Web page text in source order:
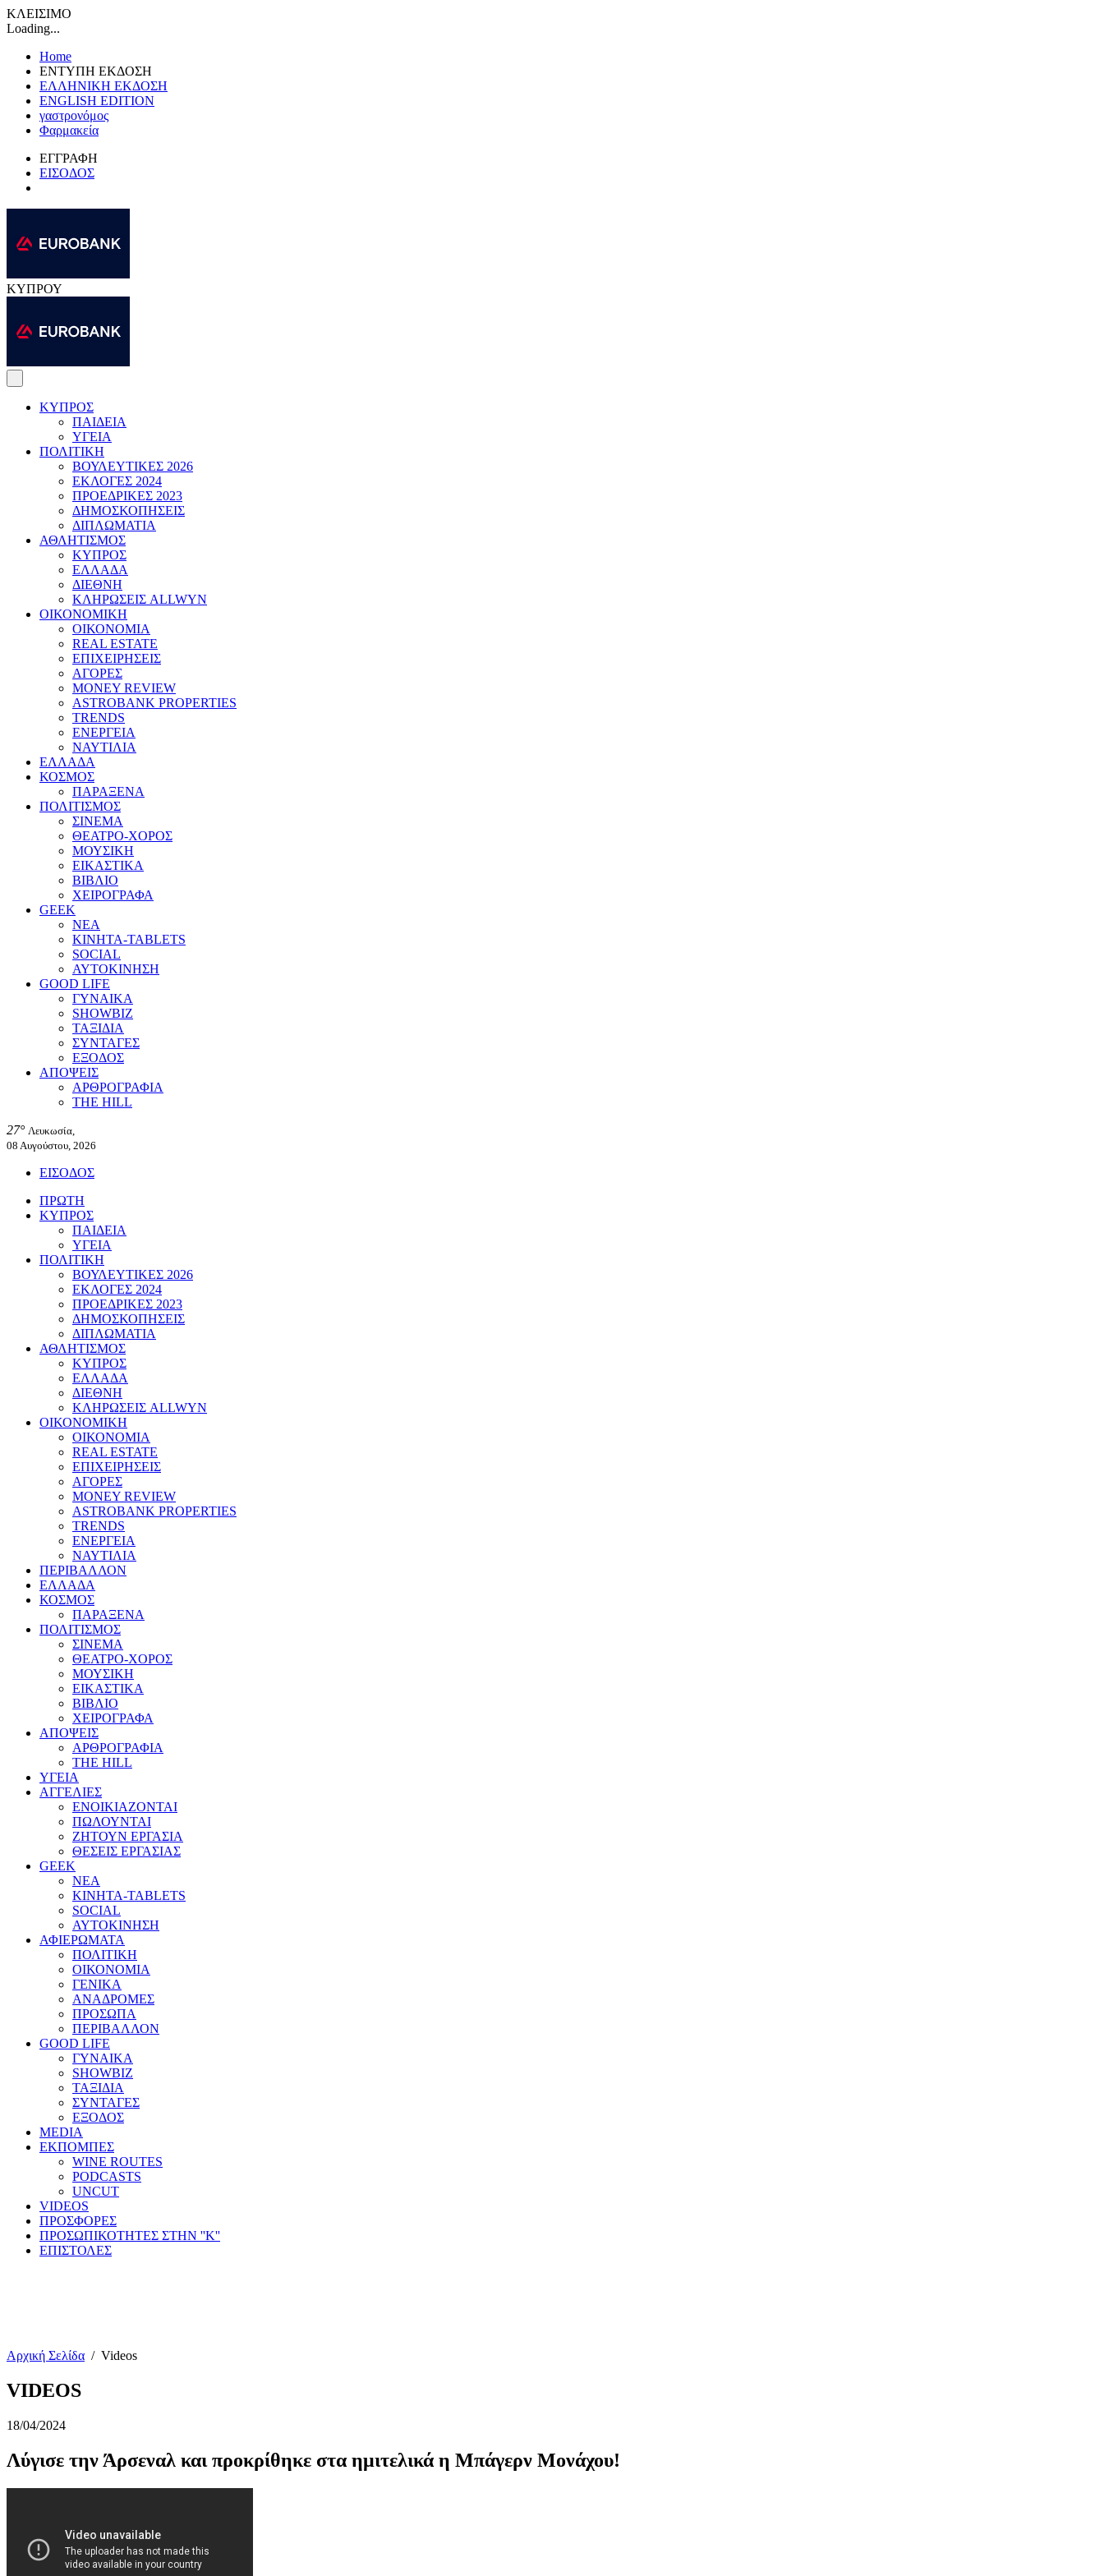
ΚΛΕΙΣΙΜΟ
Loading...
Home
ΕΝΤΥΠΗ ΕΚΔΟΣΗ
ΕΛΛΗΝΙΚΗ ΕΚΔΟΣΗ
ENGLISH EDITION
γαστρονόμος
Φαρμακεία
ΕΓΓΡΑΦΗ
ΕΙΣΟΔΟΣ
ΚΥΠΡΟΥ
ΚΥΠΡΟΣ
ΠΑΙΔΕΙΑ
ΥΓΕΙΑ
ΠΟΛΙΤΙΚΗ
ΒΟΥΛΕΥΤΙΚΕΣ 2026
ΕΚΛΟΓΕΣ 2024
ΠΡΟΕΔΡΙΚΕΣ 2023
ΔΗΜΟΣΚΟΠΗΣΕΙΣ
ΔΙΠΛΩΜΑΤΙΑ
ΑΘΛΗΤΙΣΜΟΣ
ΚΥΠΡΟΣ
ΕΛΛΑΔΑ
ΔΙΕΘΝΗ
ΚΛΗΡΩΣΕΙΣ ALLWYN
ΟΙΚΟΝΟΜΙΚΗ
ΟΙΚΟΝΟΜΙΑ
REAL ESTATE
ΕΠΙΧΕΙΡΗΣΕΙΣ
ΑΓΟΡΕΣ
MONEY REVIEW
ASTROBANK PROPERTIES
TRENDS
ΕΝΕΡΓΕΙΑ
ΝΑΥΤΙΛΙΑ
ΕΛΛΑΔΑ
ΚΟΣΜΟΣ
ΠΑΡΑΞΕΝΑ
ΠΟΛΙΤΙΣΜΟΣ
ΣΙΝΕΜΑ
ΘΕΑΤΡΟ-ΧΟΡΟΣ
ΜΟΥΣΙΚΗ
ΕΙΚΑΣΤΙΚΑ
ΒΙΒΛΙΟ
ΧΕΙΡΟΓΡΑΦΑ
GEEK
ΝΕΑ
ΚΙΝΗΤΑ-TABLETS
SOCIAL
ΑΥΤΟΚΙΝΗΣΗ
GOOD LIFE
ΓΥΝΑΙΚΑ
SHOWBIZ
ΤΑΞΙΔΙΑ
ΣΥΝΤΑΓΕΣ
ΕΞΟΔΟΣ
ΑΠΟΨΕΙΣ
ΑΡΘΡΟΓΡΑΦΙΑ
THE HILL
27° Λευκωσία,
08 Αυγούστου, 2026
ΕΙΣΟΔΟΣ
ΠΡΩΤΗ
ΚΥΠΡΟΣ
ΠΑΙΔΕΙΑ
ΥΓΕΙΑ
ΠΟΛΙΤΙΚΗ
ΒΟΥΛΕΥΤΙΚΕΣ 2026
ΕΚΛΟΓΕΣ 2024
ΠΡΟΕΔΡΙΚΕΣ 2023
ΔΗΜΟΣΚΟΠΗΣΕΙΣ
ΔΙΠΛΩΜΑΤΙΑ
ΑΘΛΗΤΙΣΜΟΣ
ΚΥΠΡΟΣ
ΕΛΛΑΔΑ
ΔΙΕΘΝΗ
ΚΛΗΡΩΣΕΙΣ ALLWYN
ΟΙΚΟΝΟΜΙΚΗ
ΟΙΚΟΝΟΜΙΑ
REAL ESTATE
ΕΠΙΧΕΙΡΗΣΕΙΣ
ΑΓΟΡΕΣ
MONEY REVIEW
ASTROBANK PROPERTIES
TRENDS
ΕΝΕΡΓΕΙΑ
ΝΑΥΤΙΛΙΑ
ΠΕΡΙΒΑΛΛΟΝ
ΕΛΛΑΔΑ
ΚΟΣΜΟΣ
ΠΑΡΑΞΕΝΑ
ΠΟΛΙΤΙΣΜΟΣ
ΣΙΝΕΜΑ
ΘΕΑΤΡΟ-ΧΟΡΟΣ
ΜΟΥΣΙΚΗ
ΕΙΚΑΣΤΙΚΑ
ΒΙΒΛΙΟ
ΧΕΙΡΟΓΡΑΦΑ
ΑΠΟΨΕΙΣ
ΑΡΘΡΟΓΡΑΦΙΑ
THE HILL
ΥΓΕΙΑ
ΑΓΓΕΛΙΕΣ
ΕΝΟΙΚΙΑΖΟΝΤΑΙ
ΠΩΛΟΥΝΤΑΙ
ΖΗΤΟΥΝ ΕΡΓΑΣΙΑ
ΘΕΣΕΙΣ ΕΡΓΑΣΙΑΣ
GEEK
ΝΕΑ
ΚΙΝΗΤΑ-TABLETS
SOCIAL
ΑΥΤΟΚΙΝΗΣΗ
ΑΦΙΕΡΩΜΑΤΑ
ΠΟΛΙΤΙΚΗ
ΟΙΚΟΝΟΜΙΑ
ΓΕΝΙΚΑ
ΑΝΑΔΡΟΜΕΣ
ΠΡΟΣΩΠΑ
ΠΕΡΙΒΑΛΛΟΝ
GOOD LIFE
ΓΥΝΑΙΚΑ
SHOWBIZ
ΤΑΞΙΔΙΑ
ΣΥΝΤΑΓΕΣ
ΕΞΟΔΟΣ
MEDIA
ΕΚΠΟΜΠΕΣ
WINE ROUTES
PODCASTS
UNCUT
VIDEOS
ΠΡΟΣΦΟΡΕΣ
ΠΡΟΣΩΠΙΚΟΤΗΤΕΣ ΣΤΗΝ ''Κ''
ΕΠΙΣΤΟΛΕΣ
Αρχική Σελίδα / Videos
VIDEOS
18/04/2024
Λύγισε την Άρσεναλ και προκρίθηκε στα ημιτελικά η Μπάγερν Μονάχου!